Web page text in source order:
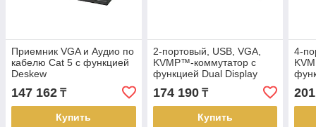
Приемник VGA и Аудио по
кабелю Cat 5 с функцией
Deskew
VE170RQ ATEN
147 162 ₸
Купить
2-портовый, USB, VGA,
KVMP™-коммутатор с
функцией Dual Display
174 190₸
Купить
4-